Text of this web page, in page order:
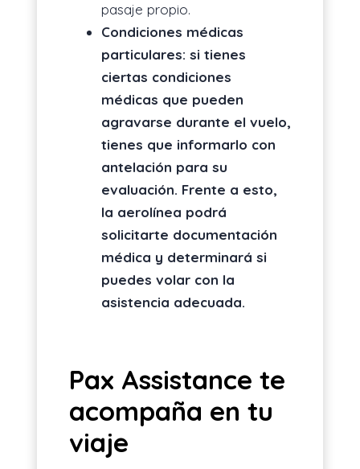
pasaje propio.
Condiciones médicas
particulares: si tienes
ciertas condiciones
médicas que pueden
agravarse durante el vuelo,
tienes que informarlo con
antelación para su
evaluación. Frente a esto,
la aerolínea podrá
solicitarte documentación
médica y determinará si
puedes volar con la
asistencia adecuada.
Pax Assistance te
acompaña en tu
viaje